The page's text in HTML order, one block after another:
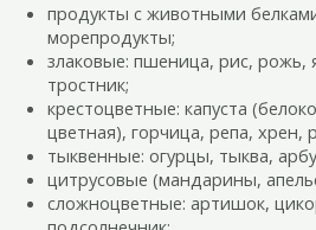
продукты с животными
морепродукты;
злаковые: пшеница, рис, рожь,
тростник;
крестоцветные: капуста
цветная), горчица, репа, хрен,
тыквенные: огурцы, тыква,
цитрусовые (мандарины,
сложноцветные: артишок,